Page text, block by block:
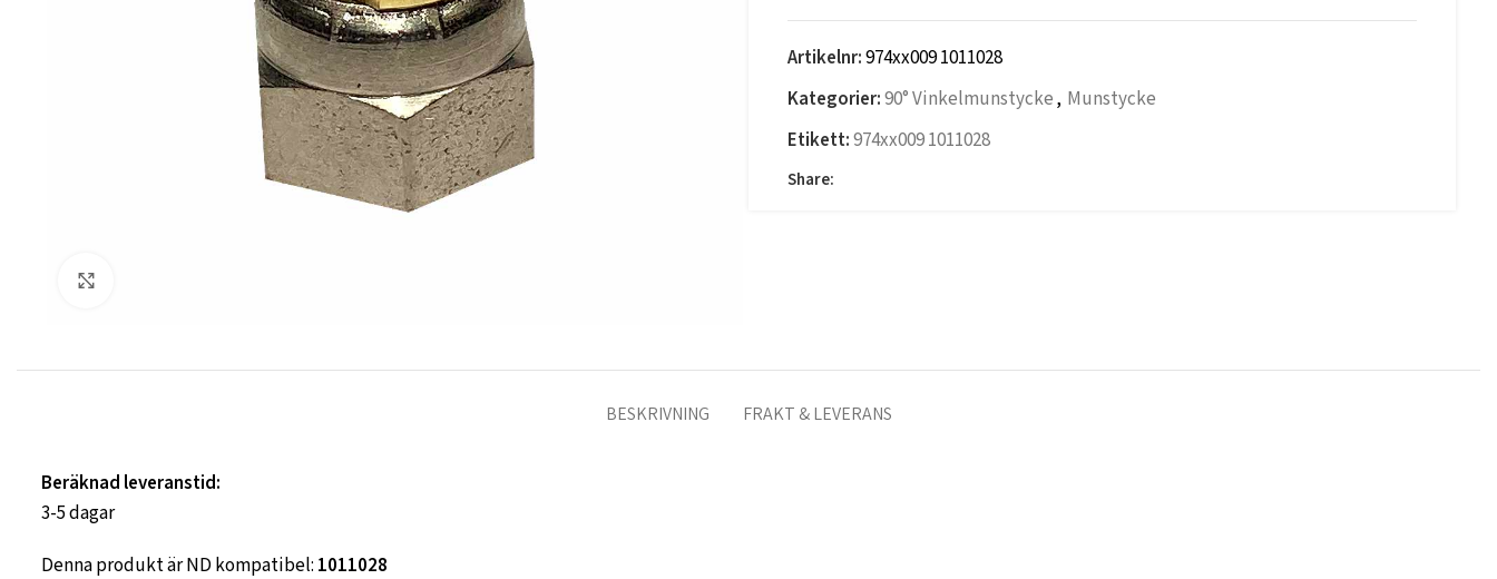
Artikelnr:974xx009 1011028
Kategorier:90° Vinkelmunstycke, Munstycke
Etikett:974xx009 1011028
Share:
BESKRIVNING FRAKT & LEVERANS
Beräknad leveranstid:
3-5 dagar
Denna produkt är ND kompatibel: 1011028